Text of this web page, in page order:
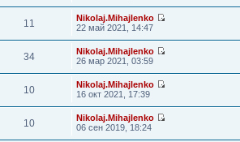
11
Nikolaj.Mihajlenko
22 май 2021, 14:47
34
Nikolaj.Mihajlenko
26 мар 2021, 03:59
10
Nikolaj.Mihajlenko
16 окт 2021, 17:39
10
Nikolaj.Mihajlenko
06 сен 2019, 18:24